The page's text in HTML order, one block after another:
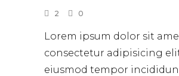
2 0
Lorem ipsum dolor sit
consectetur adipisicing
eiusmod tempor